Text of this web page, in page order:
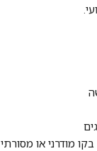
מודרני או מסורתי